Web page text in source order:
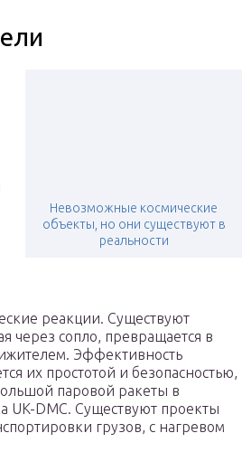
Невозможные космические
объекты, но они существуют в
реальности
реакции. Существуют
через сопло, превращается в
Эффективность
их простотой и безопасностью,
паровой ракеты в
UK-DMC. Существуют проекты
грузов, с нагревом